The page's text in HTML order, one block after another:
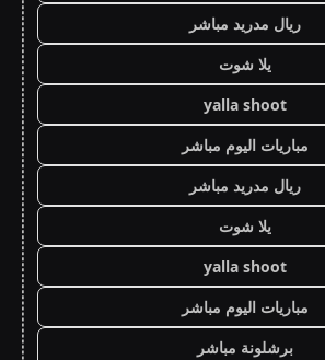
ريال مدريد مباشر
يلا شوت
yalla shoot
مباريات اليوم مباشر
ريال مدريد مباشر
يلا شوت
yalla shoot
مباريات اليوم مباشر
برشلونة مباشر